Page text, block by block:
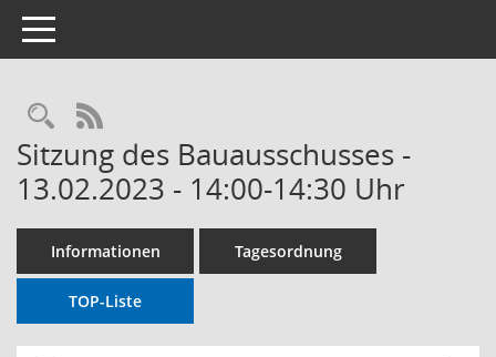
Toggle navigation
RSS-Feed
Sitzung des Bauausschusses -
13.02.2023 - 14:00-14:30 Uhr
Informationen Tagesordnung
TOP-Liste